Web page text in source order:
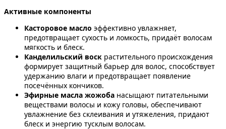
Активные компоненты
Касторовое масло эффективно увлажняет,
предотвращает сухость и ломкость, придаёт волосам
мягкость и блеск.
Канделильский воск растительного происхождения
формирует защитный барьер для волос, способствует
удержанию влаги и предотвращает появление
посечённых кончиков.
Эфирные масла жожоба насыщают питательными
веществами волосы и кожу головы, обеспечивают
увлажнение без склеивания и утяжеления, придают
блеск и энергию тусклым волосам.